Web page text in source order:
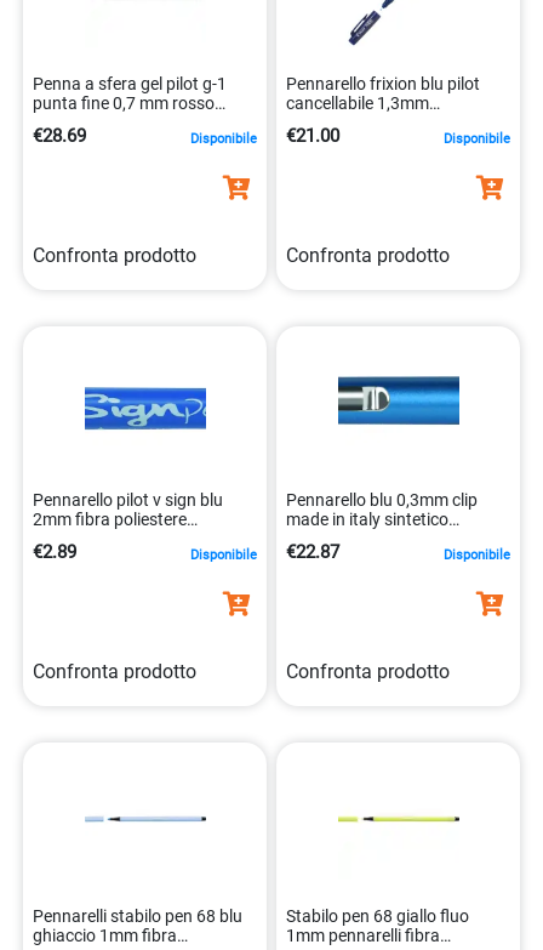
Penna a sfera gel pilot g-1
punta fine 0,7 mm rosso
€28.69 Disponibile
Confronta prodotto
Pennarello frixion blu pilot
cancellabile 1,3mm
€21.00 Disponibile
Confronta prodotto
Pennarello pilot v sign blu
2mm fibra poliestere
€2.89 Disponibile
Confronta prodotto
Pennarello blu 0,3mm clip
made in italy sintetico
€22.87 Disponibile
Confronta prodotto
Pennarelli stabilo pen 68 blu
ghiaccio 1mm fibra
Stabilo pen 68 giallo fluo
1mm pennarelli fibra